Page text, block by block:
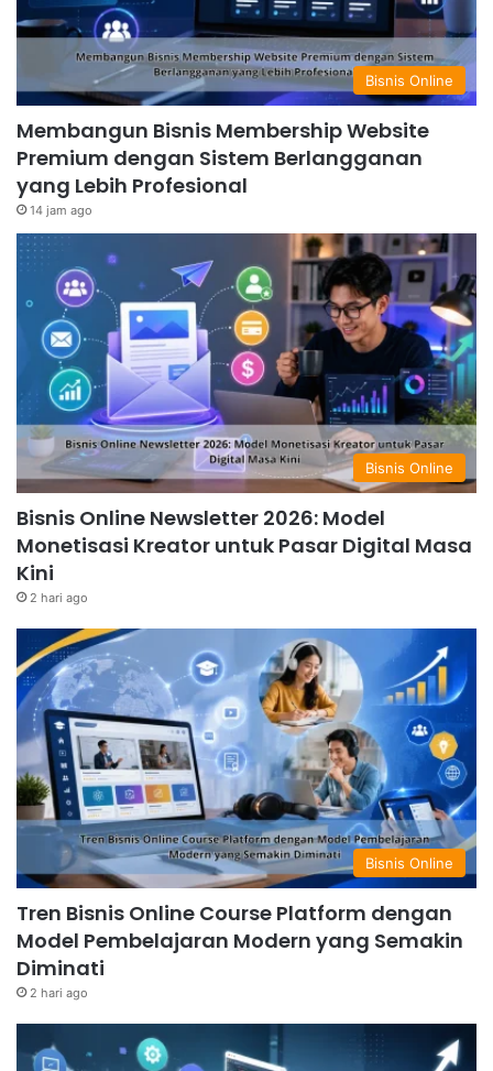
Bisnis Online
Membangun Bisnis Membership Website
Premium dengan Sistem Berlangganan
yang Lebih Profesional
14 jam ago
Bisnis Online
Bisnis Online Newsletter 2026: Model
Monetisasi Kreator untuk Pasar Digital Masa
Kini
2 hari ago
Bisnis Online
Tren Bisnis Online Course Platform dengan
Model Pembelajaran Modern yang Semakin
Diminati
2 hari ago